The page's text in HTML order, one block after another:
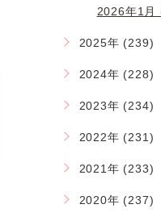
2026年1月
2025年 (239)
2024年 (228)
2023年 (234)
2022年 (231)
2021年 (233)
2020年 (237)